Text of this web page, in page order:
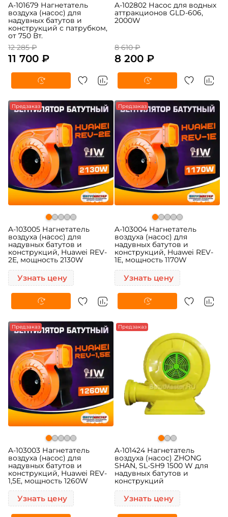
A-101679 Нагнетатель
воздуха (насос) для
надувных батутов и
конструкций с патрубком,
от 750 Вт.
12 285 ₽
11 700 ₽
A-102802 Насос для водных
аттракционов GLD-606,
2000W
8 610 ₽
8 200 ₽
Предзаказ
A-103005 Нагнетатель
воздуха (насос) для
надувных батутов и
конструкций, Huawei REV-
2E, мощность 2130W
Узнать цену
Предзаказ
A-103004 Нагнетатель
воздуха (насос) для
надувных батутов и
конструкций, Huawei REV-
1E, мощность 1170W
Узнать цену
Предзаказ
A-103003 Нагнетатель
воздуха (насос) для
надувных батутов и
конструкций, Huawei REV-
1,5E, мощность 1260W
Узнать цену
Предзаказ
A-101424 Нагнетатель
воздуха (насос) ZHONG
SHAN, SL-SH9 1500 W для
надувных батутов и
конструкций
Узнать цену